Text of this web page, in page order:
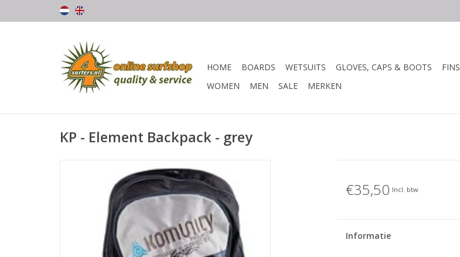
HOME BOARDS WETSUITS GLOVES, CAPS & BOOTS FINS
WOMEN
MEN SALE MERKEN
KP - Element Backpack - grey
€35,50 Incl. btw
Informatie